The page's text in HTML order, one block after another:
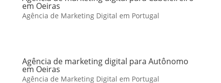
em Oeiras
Agência de Marketing Digital em Portugal
Agência de marketing digital para Autônomo
em Oeiras
Agência de Marketing Digital em Portugal